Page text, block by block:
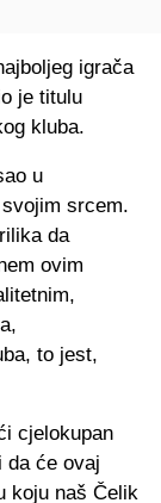
igrača
je titulu
kluba.
u
srcem.
da
ovim
to jest,
cjelokupan
da će ovaj
koju naš Čelik